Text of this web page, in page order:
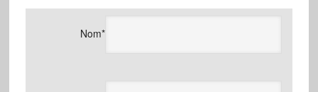
Nom*